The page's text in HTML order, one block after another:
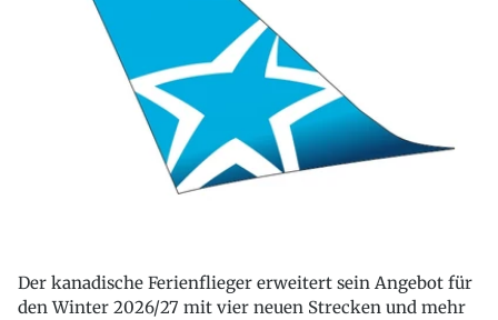
Der kanadische Ferienflieger erweitert sein Angebot für
den Winter 2026/27 mit vier neuen Strecken und mehr